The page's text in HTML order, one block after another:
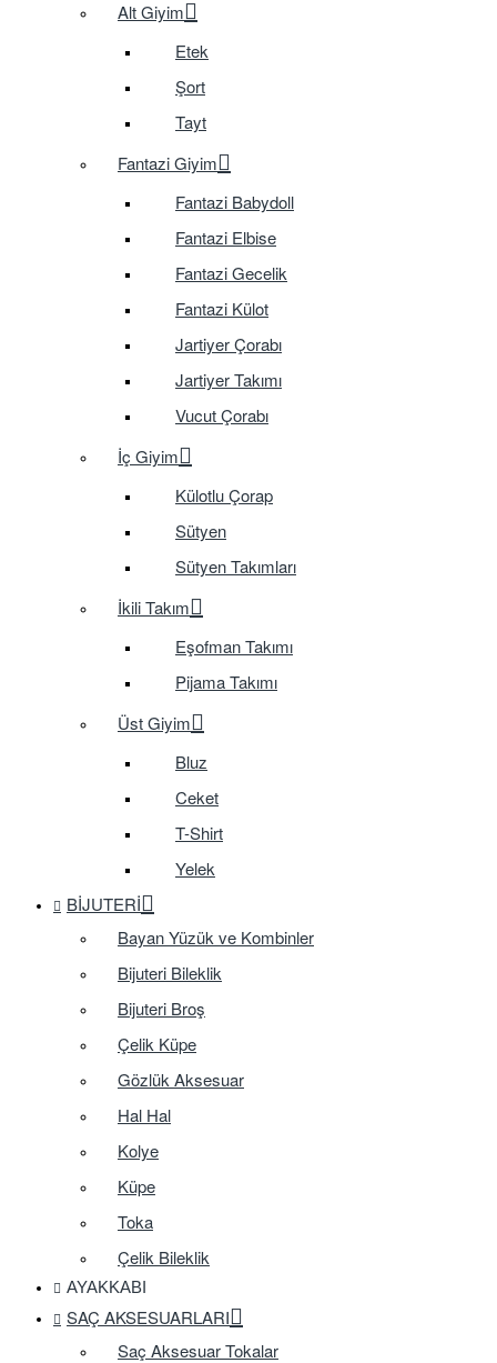
Alt Giyim
Etek
Şort
Tayt
Fantazi Giyim
Fantazi Babydoll
Fantazi Elbise
Fantazi Gecelik
Fantazi Külot
Jartiyer Çorabı
Jartiyer Takımı
Vucut Çorabı
İç Giyim
Külotlu Çorap
Sütyen
Sütyen Takımları
İkili Takım
Eşofman Takımı
Pijama Takımı
Üst Giyim
Bluz
Ceket
T-Shirt
Yelek
BIJUTERI
Bayan Yüzük ve Kombinler
Bijuteri Bileklik
Bijuteri Broş
Çelik Küpe
Gözlük Aksesuar
Hal Hal
Kolye
Küpe
Toka
Çelik Bileklik
AYAKKABI
SAÇ AKSESUARLARI
Saç Aksesuar Tokalar